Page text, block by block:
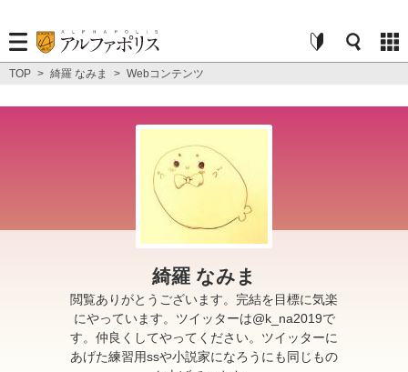
TOP > 綺羅 なみま > Webコンテンツ
綺羅 なみま
閲覧ありがとうございます。完結を目標に気楽
にやっています。ツイッターは@k_na2019で
す。仲良くしてやってください。ツイッターに
あげた練習用ssや小説家になろうにも同じもの